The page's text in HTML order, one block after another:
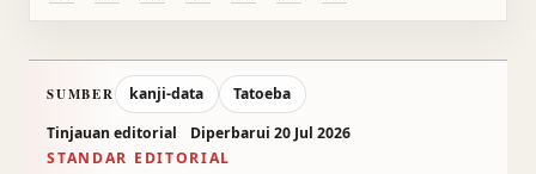
SUMBER kanji-data
Tatoeba
Tinjauan editorial
Diperbarui 20 Jul 2026
STANDAR EDITORIAL